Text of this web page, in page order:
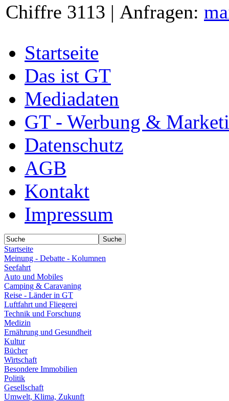
Chiffre 3113 | Anfragen:
Startseite
Das ist GT
Mediadaten
GT - Werbung &
Datenschutz
AGB
Kontakt
Impressum
Startseite
Meinung - Debatte - Kolumnen
Seefahrt
Auto und Mobiles
Camping & Caravaning
Reise - Länder in GT
Luftfahrt und Fliegerei
Technik und Forschung
Medizin
Ernährung und Gesundheit
Kultur
Bücher
Wirtschaft
Besondere Immobilien
Politik
Gesellschaft
Umwelt, Klima, Zukunft